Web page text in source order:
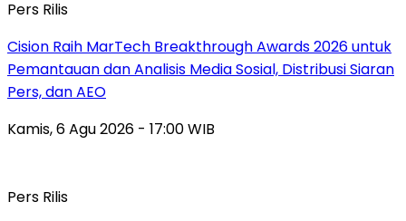
Pers Rilis
Cision Raih MarTech Breakthrough Awards 2026 untuk
Pemantauan dan Analisis Media Sosial, Distribusi Siaran
Pers, dan AEO
Kamis, 6 Agu 2026 - 17:00 WIB
Pers Rilis